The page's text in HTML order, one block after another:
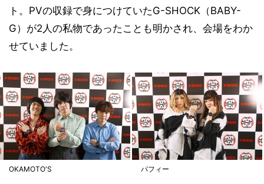
ト。PVの収録で身につけていたG-SHOCK（BABY-
G）が2人の私物であったことも明かされ、会場をわか
せていました。
OKAMOTO'S パフィー